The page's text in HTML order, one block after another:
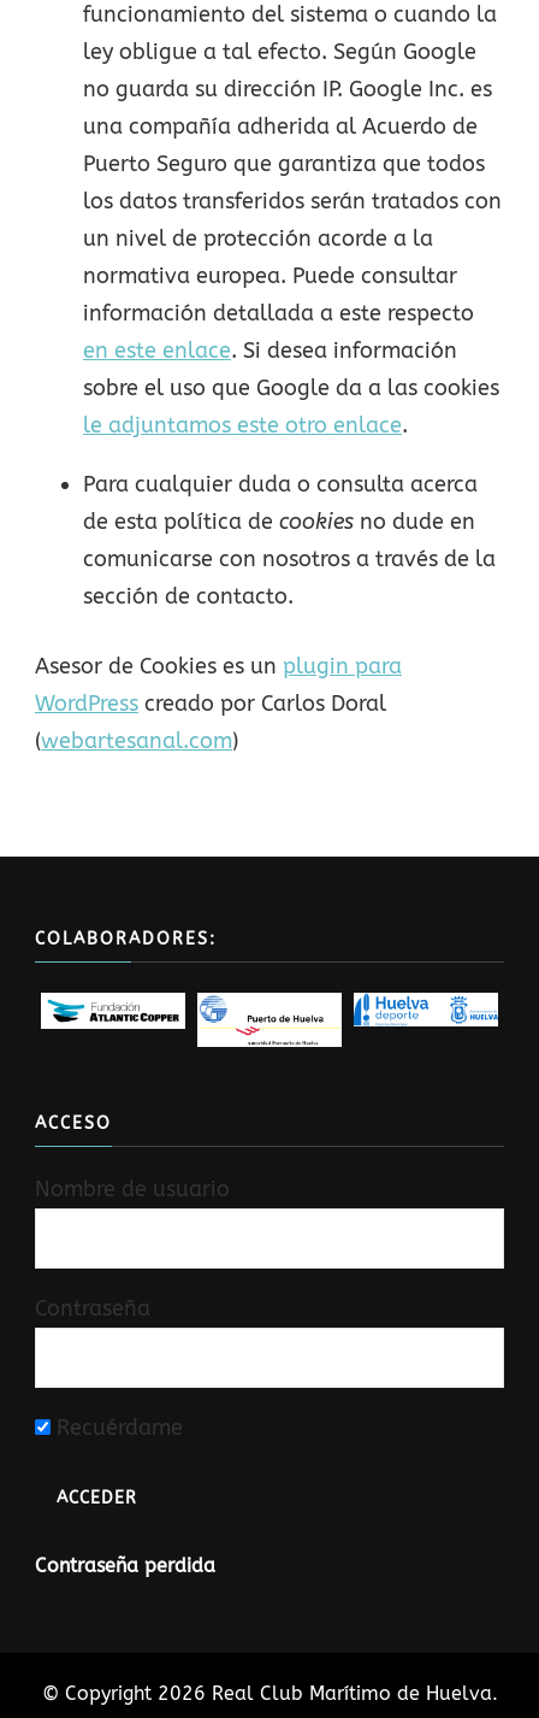
funcionamiento del sistema o cuando la
ley obligue a tal efecto. Según Google
no guarda su dirección IP. Google Inc. es
una compañía adherida al Acuerdo de
Puerto Seguro que garantiza que todos
los datos transferidos serán tratados con
un nivel de protección acorde a la
normativa europea. Puede consultar
información detallada a este respecto
en este enlace. Si desea información
sobre el uso que Google da a las cookies
le adjuntamos este otro enlace.
Para cualquier duda o consulta acerca
de esta política de cookies no dude en
comunicarse con nosotros a través de la
sección de contacto.
Asesor de Cookies es un plugin para
WordPress creado por Carlos Doral
(webartesanal.com)
COLABORADORES:
ACCESO
Nombre de usuario
Contraseña
Recuérdame
Contraseña perdida
© Copyright 2026 Real Club Marítimo de Huelva.